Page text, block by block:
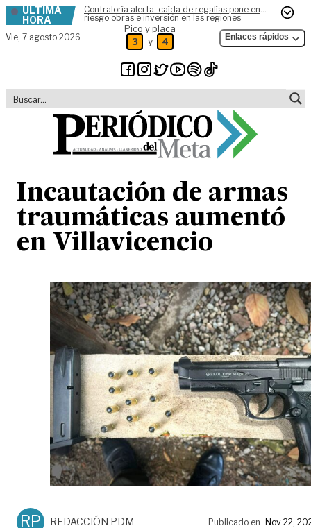
Skip to content
ÚLTIMA
HORA
Contraloría alerta: caída de regalías pone en
riesgo obras e inversión en las regiones
Vie, 7 agosto 2026
Pico y placa
3 y 4 Enlaces rápidos
Incautación de armas
traumáticas aumentó
en Villavicencio
RP REDACCIÓN PDM Publicado en Nov 22,